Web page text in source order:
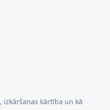
izkāršanas kārtība un kā